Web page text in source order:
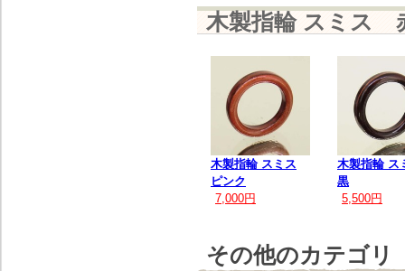
木製指輪 スミス
木製指輪 スミス
ピンク
7,000円
木製指輪 ス
黒
5,500円
その他のカテゴリ